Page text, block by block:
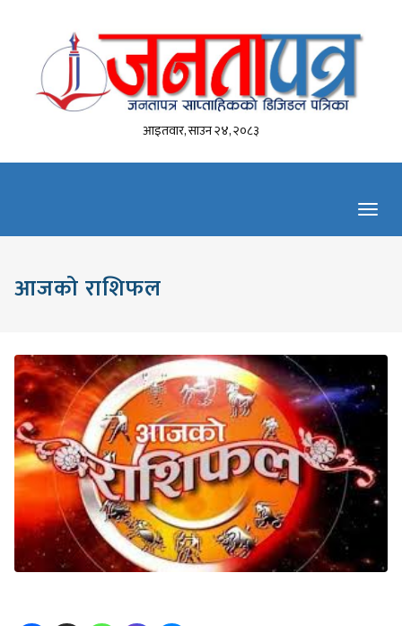
आइतवार, साउन २४, २०८३
आजको राशिफल